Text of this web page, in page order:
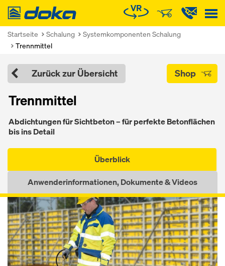
Doka
Startseite Schalung
Systemkomponenten Schalung
Trennmittel
Zurück zur Übersicht Shop
Trennmittel
Ab­dich­tun­gen für Sicht­be­ton – für per­fek­te Be­ton­flächen
bis ins De­tail
Überblick
Anwenderinformationen, Dokumente & Videos